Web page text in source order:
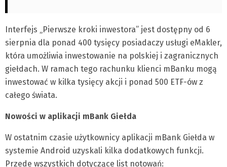
Interfejs „Pierwsze kroki inwestora” jest dostępny od 6
sierpnia dla ponad 400 tysięcy posiadaczy usługi eMakler,
która umożliwia inwestowanie na polskiej i zagranicznych
giełdach. W ramach tego rachunku klienci mBanku mogą
inwestować w kilka tysięcy akcji i ponad 500 ETF-ów z
całego świata.
Nowości w aplikacji mBank Giełda
W ostatnim czasie użytkownicy aplikacji mBank Giełda w
systemie Android uzyskali kilka dodatkowych funkcji.
Przede wszystkich dotyczące list notowań: